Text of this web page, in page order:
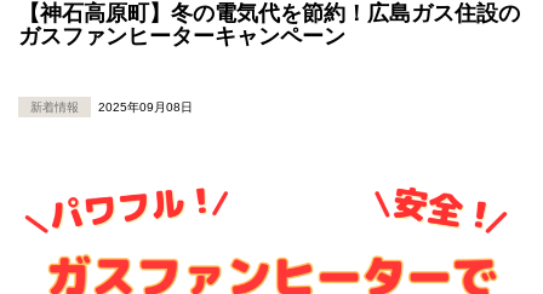
ス
ッ
設
式
【神石高原町】冬の電気代を節約！広島ガス住設の
ガスファンヒーターキャンペーン
新着情報 2025年09月08日